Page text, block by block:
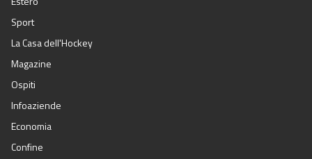
Sport
La Casa dell'Hockey
Magazine
Ospiti
Infoaziende
Economia
Confine